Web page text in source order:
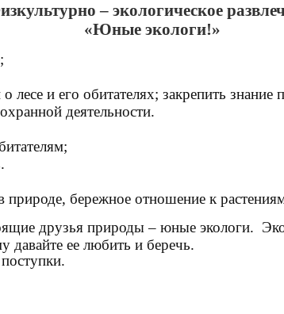
– экологическое
«Юные экологи!»
и его обитателях; закрепить знание
деятельности.
природе, бережное отношение к
друзья природы – юные экологи.
давайте ее любить и беречь.